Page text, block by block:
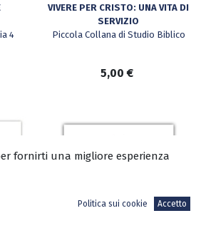
4
VIVERE PER CRISTO: UNA VITA DI
SERVIZIO
Piccola Collana di Studio Biblico
5,00 €
fornirti una migliore esperienza
Politica sui cookie Accetto